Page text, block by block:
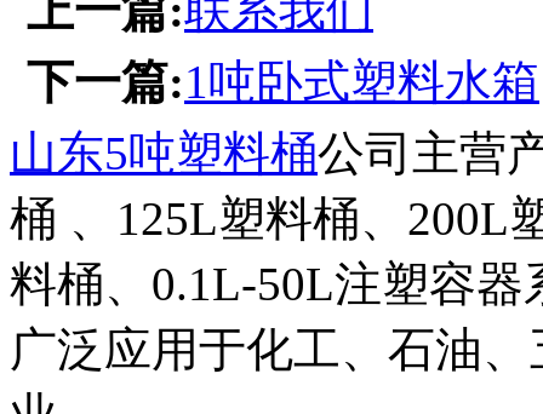
下一篇:1吨卧式塑料水箱
山东5吨塑料桶公司主营
桶 、125L塑料桶、200L
料桶、0.1L-50L注塑容
广泛应用于化工、石油